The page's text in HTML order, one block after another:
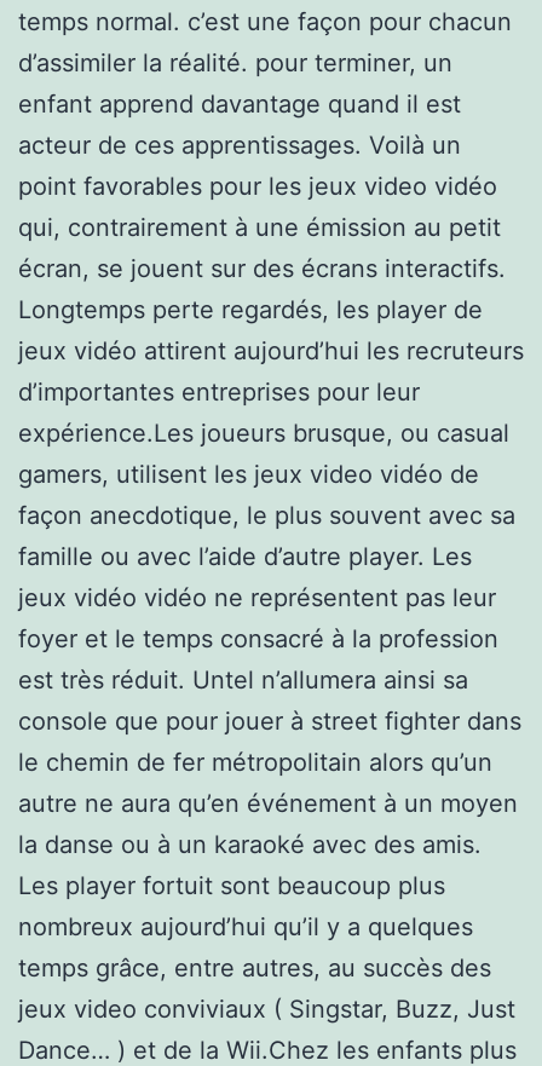
temps normal. c’est une façon pour chacun
d’assimiler la réalité. pour terminer, un
enfant apprend davantage quand il est
acteur de ces apprentissages. Voilà un
point favorables pour les jeux video vidéo
qui, contrairement à une émission au petit
écran, se jouent sur des écrans interactifs.
Longtemps perte regardés, les player de
jeux vidéo attirent aujourd’hui les recruteurs
d’importantes entreprises pour leur
expérience.Les joueurs brusque, ou casual
gamers, utilisent les jeux video vidéo de
façon anecdotique, le plus souvent avec sa
famille ou avec l’aide d’autre player. Les
jeux vidéo vidéo ne représentent pas leur
foyer et le temps consacré à la profession
est très réduit. Untel n’allumera ainsi sa
console que pour jouer à street fighter dans
le chemin de fer métropolitain alors qu’un
autre ne aura qu’en événement à un moyen
la danse ou à un karaoké avec des amis.
Les player fortuit sont beaucoup plus
nombreux aujourd’hui qu’il y a quelques
temps grâce, entre autres, au succès des
jeux video conviviaux ( Singstar, Buzz, Just
Dance… ) et de la Wii.Chez les enfants plus